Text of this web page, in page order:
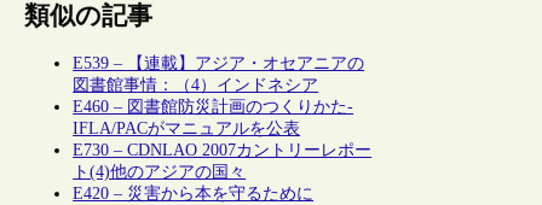
類似の記事
E539 – 【連載】アジア・オセアニアの
図書館事情：（4）インドネシア
E460 – 図書館防災計画のつくりかた-
IFLA/PACがマニュアルを公表
E730 – CDNLAO 2007カントリーレポー
ト(4)他のアジアの国々
E420 – 災害から本を守るために